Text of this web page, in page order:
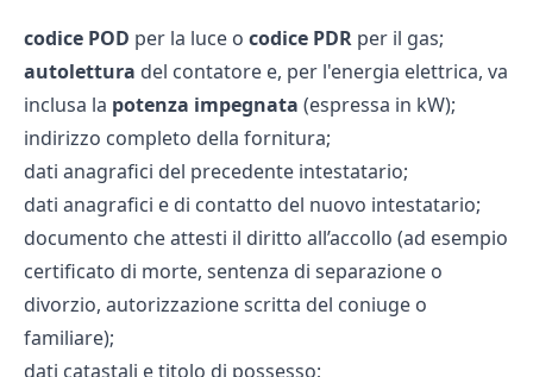
codice POD per la luce o codice PDR per il gas;
autolettura del contatore e, per l'energia elettrica, va
inclusa la potenza impegnata (espressa in kW);
indirizzo completo della fornitura;
dati anagrafici del precedente intestatario;
dati anagrafici e di contatto del nuovo intestatario;
documento che attesti il diritto all’accollo (ad esempio
certificato di morte, sentenza di separazione o
divorzio, autorizzazione scritta del coniuge o
familiare);
dati catastali e titolo di possesso;